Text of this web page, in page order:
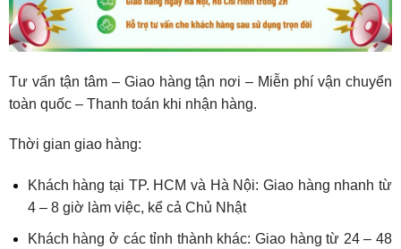
Tư vấn tận tâm – Giao hàng tận nơi – Miễn phí vận chuyển
toàn quốc – Thanh toán khi nhận hàng.
Thời gian giao hàng:
Khách hàng tại TP. HCM và Hà Nội: Giao hàng nhanh từ
4 – 8 giờ làm việc, kể cả Chủ Nhật
Khách hàng ở các tỉnh thành khác: Giao hàng từ 24 – 48